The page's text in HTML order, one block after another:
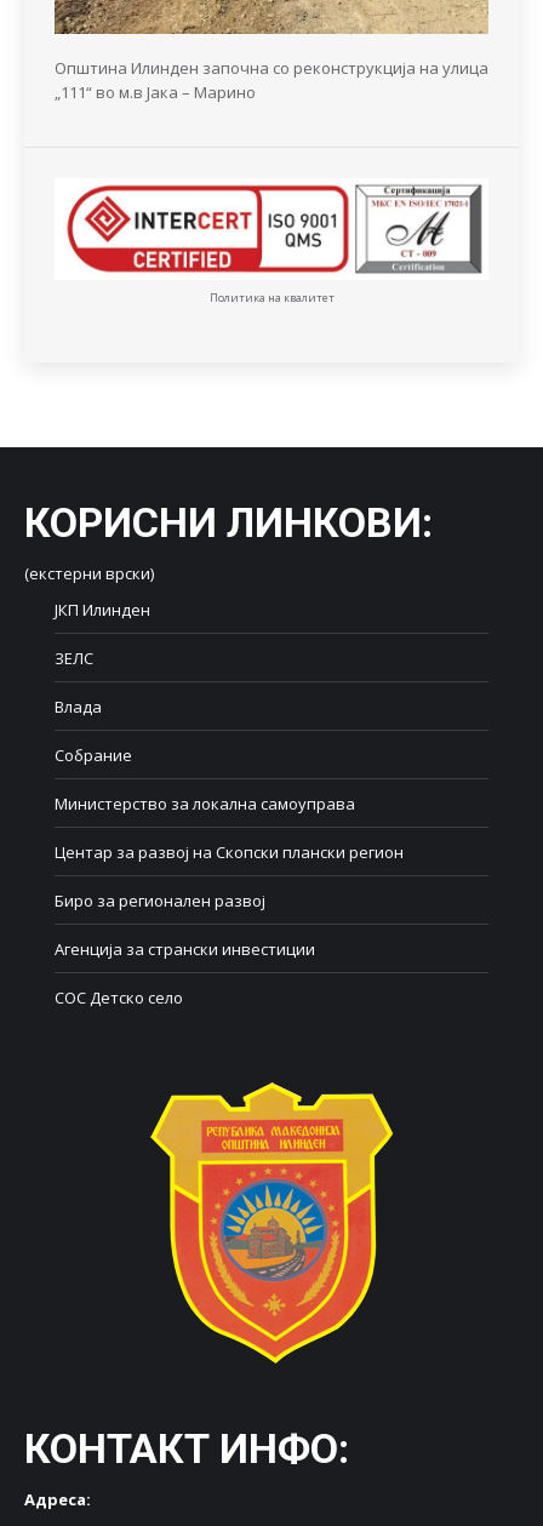
Општина Илинден започна со реконструкција на улица
„111“ во м.в Јака – Марино
Политика на квалитет
КОРИСНИ ЛИНКОВИ:
(екстерни врски)
ЈКП Илинден
ЗЕЛС
Влада
Собрание
Министерство за локална самоуправа
Центар за развој на Скопски плански регион
Биро за регионален развој
Агенција за странски инвестиции
СОС Детско село
КОНТАКТ ИНФО:
Адреса: